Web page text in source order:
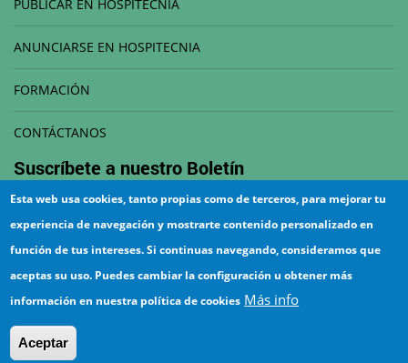
PUBLICAR EN HOSPITECNIA
ANUNCIARSE EN HOSPITECNIA
FORMACIÓN
CONTÁCTANOS
Suscríbete a nuestro Boletín
¡Suscríbete!
Esta web usa cookies, tanto propias como de terceros, para mejorar tu
experiencia de navegación y mostrarte contenido personalizado en
función de tus intereses. Si continuas navegando, consideramos que
aceptas su uso. Puedes cambiar la configuración u obtener más
información en nuestra política de cookies Más info
Aceptar